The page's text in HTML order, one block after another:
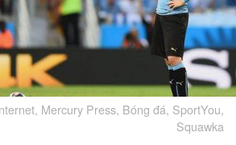
Mercury Press, Bóng đá, SportYou,
Squawka